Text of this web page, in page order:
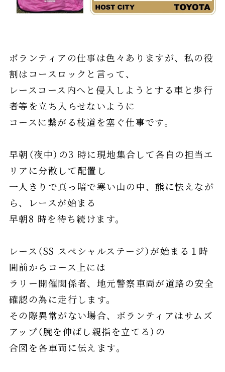
ボランティアの仕事は⾊々ありますが、私の役
割はコースロックと⾔って、
レースコース内へと侵⼊しようとする⾞と歩⾏
者等を⽴ち⼊らせないように
コースに繋がる枝道を塞ぐ仕事です。
早朝（夜中）の3 時に現地集合して各⾃の担当エ
リアに分散して配置し
⼀⼈きりで真っ暗で寒い⼭の中、熊に怯えなが
ら、レースが始まる
早朝8 時を待ち続けます。
レース（SS スペシャルステージ）が始まる１時
間前からコース上には
ラリー開催関係者、地元警察⾞両が道路の安全
確認の為に⾛⾏します。
その際異常がない場合、ボランティアはサムズ
アップ（腕を伸ばし親指を⽴てる）の
合図を各⾞両に伝えます。